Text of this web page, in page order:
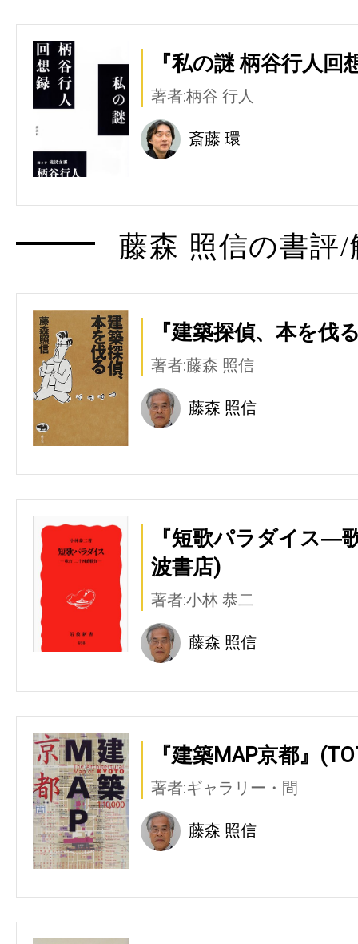
『私の謎 柄谷行人回
著者:柄谷 行人
斎藤 環
藤森 照信の書評
『建築探偵、本を伐
著者:藤森 照信
藤森 照信
『短歌パラダイス―
波書店)
著者:小林 恭二
藤森 照信
『建築MAP京都』
著者:ギャラリー・間
藤森 照信